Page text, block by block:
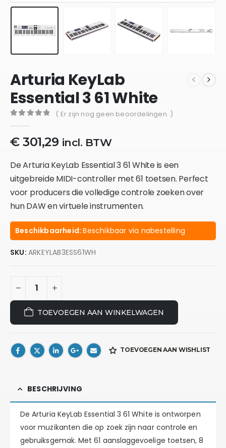
Arturia KeyLab
Essential 3 61 White
( Er zijn nog geen beoordelingen. )
€301,29 incl. BTW
De Arturia KeyLab Essential 3 61 White is een
uitgebreide MIDI-controller met 61 toetsen. Perfect
voor producers die volledige controle zoeken over
hun DAW en virtuele instrumenten.
Beschikbaarheid:Beschikbaar via nabestelling
SKU: ARKEYLAB3ESS61WH
TOEVOEGEN AAN WINKELWAGEN
TOEVOEGEN AAN WISHLIST
BESCHRIJVING
De Arturia KeyLab Essential 3 61 White is ontworpen
voor muzikanten die op zoek zijn naar controle en
gebruiksgemak. Met 61 aanslaggevoelige toetsen, 8